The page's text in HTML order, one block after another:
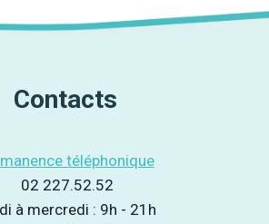
Contacts
téléphonique
02 227.52.52
à mercredi : 9h - 21h